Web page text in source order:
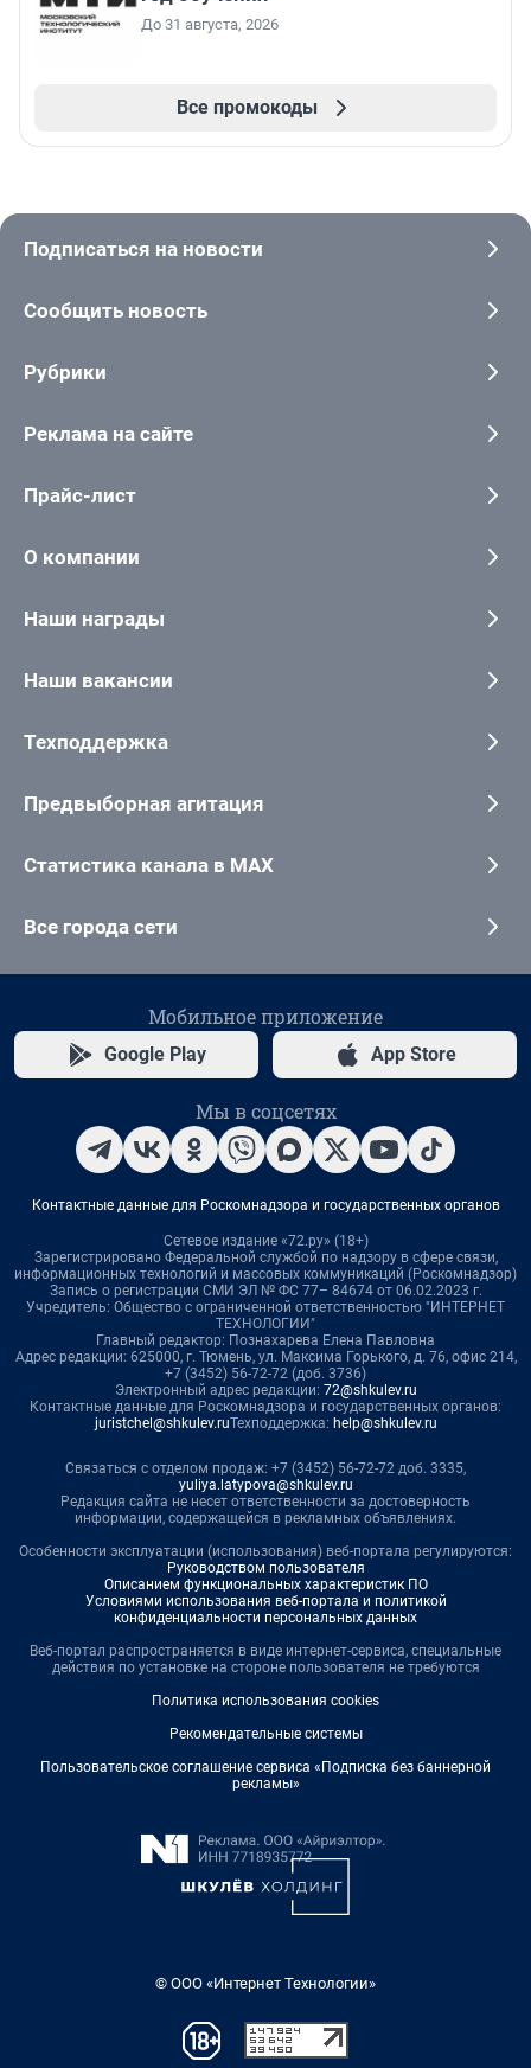
До 31 августа, 2026
Все промокоды
Подписаться на новости
Сообщить новость
Рубрики
Реклама на сайте
Прайс-лист
О компании
Наши награды
Наши вакансии
Техподдержка
Предвыборная агитация
Статистика канала в MAX
Все города сети
Мобильное приложение
Google Play App Store
Мы в соцсетях
Контактные данные для Роскомнадзора и государственных органов
Сетевое издание «72.ру» (18+)
Зарегистрировано Федеральной службой по надзору в сфере связи,
информационных технологий и массовых коммуникаций (Роскомнадзор)
Запись о регистрации СМИ ЭЛ № ФС 77– 84674 от 06.02.2023 г.
Учредитель: Общество с ограниченной ответственностью "ИНТЕРНЕТ
ТЕХНОЛОГИИ"
Главный редактор: Познахарева Елена Павловна
Адрес редакции: 625000, г. Тюмень, ул. Максима Горького, д. 76, офис 214,
+7 (3452) 56-72-72 (доб. 3736)
Электронный адрес редакции: 72@shkulev.ru
Контактные данные для Роскомнадзора и государственных органов:
juristchel@shkulev.ruТехподдержка: help@shkulev.ru
Связаться с отделом продаж: +7 (3452) 56-72-72 доб. 3335,
yuliya.latypova@shkulev.ru
Редакция сайта не несет ответственности за достоверность
информации, содержащейся в рекламных объявлениях.
Особенности эксплуатации (использования) веб-портала регулируются:
Руководством пользователя
Описанием функциональных характеристик ПО
Условиями использования веб-портала и политикой
конфиденциальности персональных данных
Веб-портал распространяется в виде интернет-сервиса, специальные
действия по установке на стороне пользователя не требуются
Политика использования cookies
Рекомендательные системы
Пользовательское соглашение сервиса «Подписка без баннерной
рекламы»
© ООО «Интернет Технологии»